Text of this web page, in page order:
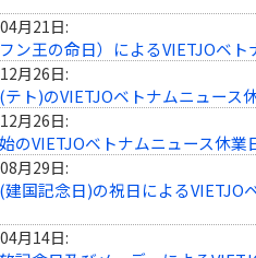
月21日:
ン王の命日）によるVIETJOベ
月26日:
ト)のVIETJOベトナムニュース
月26日:
のVIETJOベトナムニュース休業
月29日:
国記念日)の祝日によるVIETJO
月14日: